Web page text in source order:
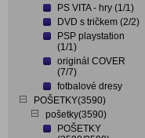
PS VITA - hry (1/1)
DVD s tričkem (2/2)
PSP playstation
(1/1)
originál COVER
(7/7)
fotbalové dresy
POŠETKY(3590)
pošetky(3590)
POŠETKY